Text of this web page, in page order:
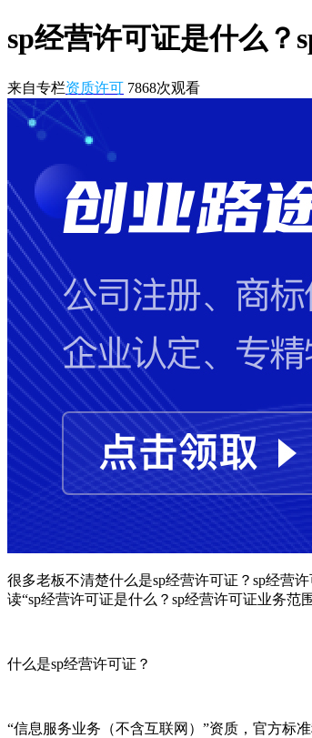
sp经营许可证是什么？
来自专栏资质许可 7868次观看
很多老板不清楚什么是sp经营许可证？sp经营
读“sp经营许可证是什么？sp经营许可证业务范围
什么是sp经营许可证？
“信息服务业务（不含互联网）”资质，官方标